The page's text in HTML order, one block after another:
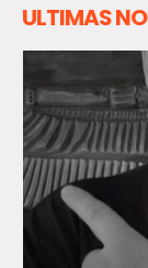
ULTIMAS